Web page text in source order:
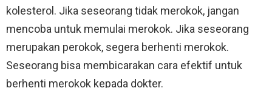
kolesterol. Jika seseorang tidak merokok, jangan
mencoba untuk memulai merokok. Jika seseorang
merupakan perokok, segera berhenti merokok.
Seseorang bisa membicarakan cara efektif untuk
berhenti merokok kepada dokter.